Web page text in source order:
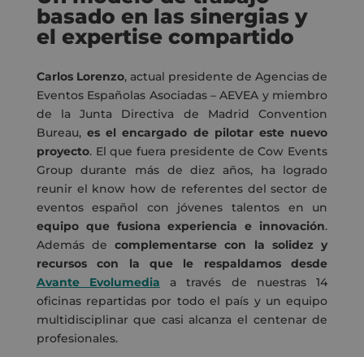
basado en las sinergias y
el expertise compartido
Carlos Lorenzo, actual presidente de Agencias de
Eventos Españolas Asociadas – AEVEA y miembro
de la Junta Directiva de Madrid Convention
Bureau, es el encargado de pilotar este nuevo
proyecto. El que fuera presidente de Cow Events
Group durante más de diez años, ha logrado
reunir el know how de referentes del sector de
eventos español con jóvenes talentos en un
equipo que fusiona experiencia e innovación.
Además decomplementarse con la solidez y
recursos con la que le respaldamos desde
Avante Evolumedia a través de nuestras 14
oficinas repartidas por todo el país y un equipo
multidisciplinar que casi alcanza el centenar de
profesionales.